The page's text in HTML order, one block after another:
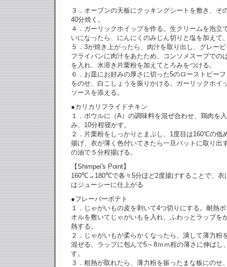
３．オーブンの天板にクッキングシートを敷き、そ
40分焼く。
４．ガーリックホイップを作る。生クリームを泡立
いになったら、にんにくのみじん切りと塩を加えて
５．3が焼き上がったら、肉汁を取り出し、グレー
フライパンに肉汁をあたため、コンソメスープでの
を入れ、水溶き片栗粉を加えてとろみをつける。
６．お皿にお好みの厚さに切った5のローストビー
をのせ、白こしょうを振りかける。ガーリックホイ
ソースを添える。
●カリカリフライドチキン
１．ボウルに（A）の調味料を混ぜ合わせ、鶏肉を
み、10分程寝かす。
２．片栗粉をしっかりとまぶし、1度目は160℃の低
揚げ、衣が薄く色付いてきたら一旦バットに取り出
の油で５分程揚げる。
【Shimpei's Point】
160℃→180℃で各々5分ほど2度揚げすることで、衣
はジューシーに仕上がる
●フレーバーポテト
１．じゃがいもの皮を剥いて4つ切りにする。耐熱
オルを敷いてじゃがいもを入れ、ふわっとラップを
熱する。
２．じゃがいもが柔らかくなったら、潰して薄力粉
混ぜる。ラップに包んで5～8ｍｍ程の薄さに伸ばし
す。
３．粗熱が取れたら、薄力粉を振ったまな板にのせ